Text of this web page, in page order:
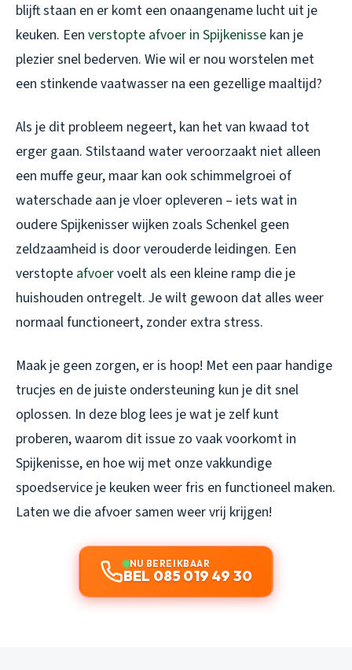
blijft staan en er komt een onaangename lucht uit je
keuken. Een verstopte afvoer in Spijkenisse kan je
plezier snel bederven. Wie wil er nou worstelen met
een stinkende vaatwasser na een gezellige maaltijd?
Als je dit probleem negeert, kan het van kwaad tot
erger gaan. Stilstaand water veroorzaakt niet alleen
een muffe geur, maar kan ook schimmelgroei of
waterschade aan je vloer opleveren – iets wat in
oudere Spijkenisser wijken zoals Schenkel geen
zeldzaamheid is door verouderde leidingen. Een
verstopte afvoervoelt als een kleine ramp die je
huishouden ontregelt. Je wilt gewoon dat alles weer
normaal functioneert, zonder extra stress.
Maak je geen zorgen, er is hoop! Met een paar handige
trucjes en de juiste ondersteuning kun je dit snel
oplossen. In deze blog lees je wat je zelf kunt
proberen, waarom dit issue zo vaak voorkomt in
Spijkenisse, en hoe wij met onze vakkundige
spoedservice je keuken weer fris en functioneel maken.
Laten we die afvoer samen weer vrij krijgen!
NU BEREIKBAAR
BEL 085 019 49 30